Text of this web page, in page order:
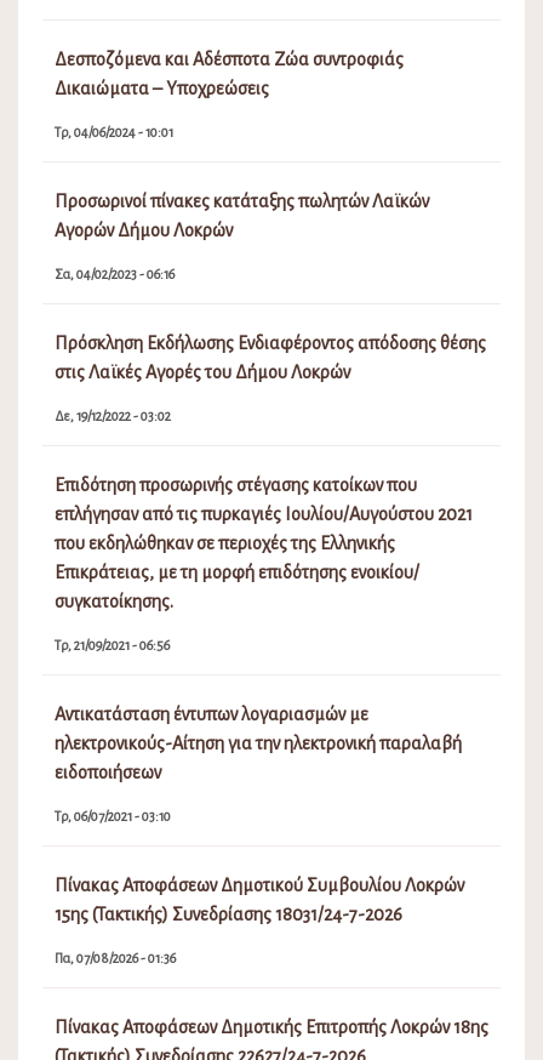
Δεσποζόμενα και Αδέσποτα Ζώα συντροφιάς
Δικαιώματα – Υποχρεώσεις
Τρ, 04/06/2024 - 10:01
Προσωρινοί πίνακες κατάταξης πωλητών Λαϊκών
Αγορών Δήμου Λοκρών
Σα, 04/02/2023 - 06:16
Πρόσκληση Εκδήλωσης Ενδιαφέροντος απόδοσης θέσης
στις Λαϊκές Αγορές του Δήμου Λοκρών
Δε, 19/12/2022 - 03:02
Επιδότηση προσωρινής στέγασης κατοίκων που
επλήγησαν από τις πυρκαγιές Ιουλίου/Αυγούστου 2021
που εκδηλώθηκαν σε περιοχές της Ελληνικής
Επικράτειας, με τη μορφή επιδότησης ενοικίου/
συγκατοίκησης.
Τρ, 21/09/2021 - 06:56
Αντικατάσταση έντυπων λογαριασμών με
ηλεκτρονικούς-Αίτηση για την ηλεκτρονική παραλαβή
ειδοποιήσεων
Τρ, 06/07/2021 - 03:10
Πίνακας Αποφάσεων Δημοτικού Συμβουλίου Λοκρών
15ης (Τακτικής) Συνεδρίασης 18031/24-7-2026
Πα, 07/08/2026 - 01:36
Πίνακας Αποφάσεων Δημοτικής Επιτροπής Λοκρών 18ης